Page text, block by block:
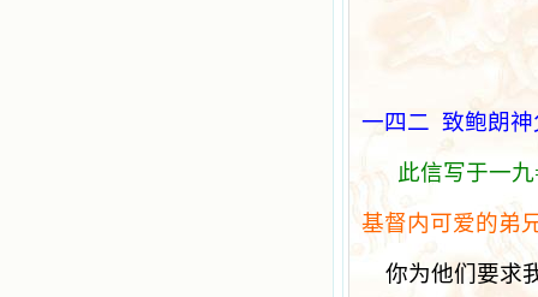
一四二 致鲍朗神
此信写于一九
基督内可爱的弟
你为他们要求